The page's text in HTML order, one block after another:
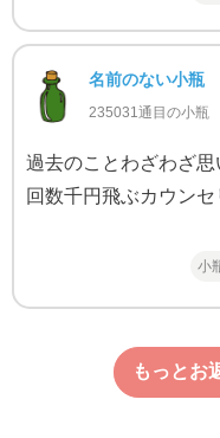
名前のない小瓶
235031通目の小瓶
過去のことわざわざ
回数千円飛ぶカウン
小
もっとお